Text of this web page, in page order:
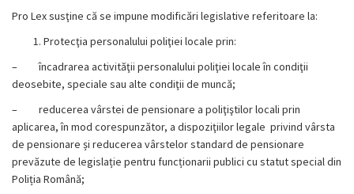
Pro Lex susţine că se impune modificări legislative referitoare la:
Protecţia personalului poliţiei locale prin:
–
încadrarea activităţii personalului poliţiei locale în condiţii
deosebite, speciale sau alte condiţii de muncă;
–
reducerea vârstei de pensionare a poliţiştilor locali prin
aplicarea, în mod corespunzător, a dispoziţiilor legale privind vârsta
de pensionare și reducerea vârstelor standard de pensionare
prevăzute de legislație pentru funcționarii publici cu statut special din
Poliția Română;